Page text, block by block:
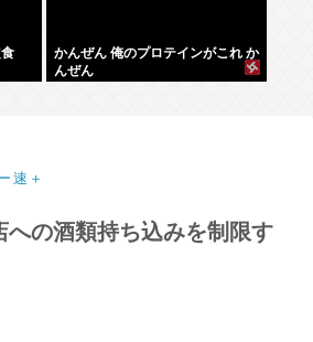
かんぜん 俺のプロテインがこれ か
んぜん
速＋
への酒類持ち込みを制限す